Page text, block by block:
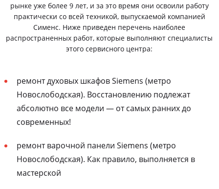
рынке уже более 9 лет, и за это время они освоили работу
практически со всей техникой, выпускаемой компанией
Сименс. Ниже приведен перечень наиболее
распространенных работ, которые выполняют специалисты
этого сервисного центра:
ремонт духовых шкафов Siemens (метро
Новослободская). Восстановлению подлежат
абсолютно все модели — от самых ранних до
современных!
ремонт варочной панели Siemens (метро
Новослободская). Как правило, выполняется в
мастерской